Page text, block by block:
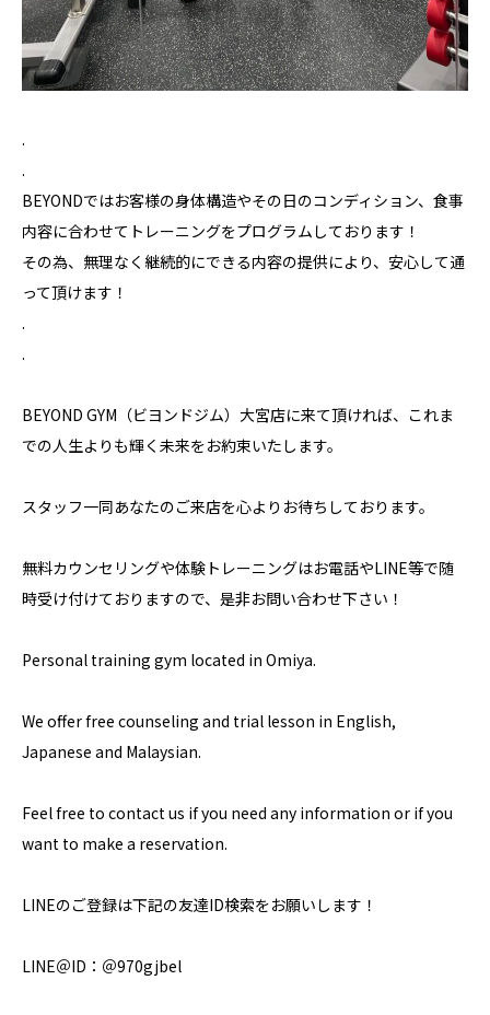
.
.
BEYONDではお客様の身体構造やその日のコンディション、食事
内容に合わせてトレーニングをプログラムしております！
その為、無理なく継続的にできる内容の提供により、安心して通
って頂けます！
.
.
BEYOND GYM（ビヨンドジム）大宮店に来て頂ければ、これま
での人生よりも輝く未来をお約束いたします。
スタッフ一同あなたのご来店を心よりお待ちしております。
無料カウンセリングや体験トレーニングはお電話やLINE等で随
時受け付けておりますので、是非お問い合わせ下さい！
Personal training gym located in Omiya.
We offer free counseling and trial lesson in English,
Japanese and Malaysian.
Feel free to contact us if you need any information or if you
want to make a reservation.
LINEのご登録は下記の友達ID検索をお願いします！
LINE＠ID：＠970gjbel